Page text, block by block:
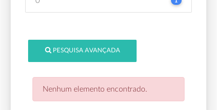
PESQUISA AVANÇADA
Nenhum elemento encontrado.